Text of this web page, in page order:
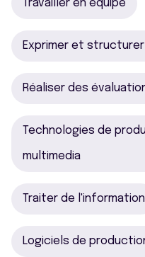
Travailler en équipe
Exprimer et
Réaliser des
Technologies de
multimedia
Traiter de l'information
Logiciels de